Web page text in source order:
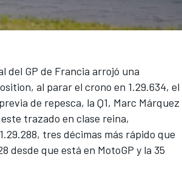
del GP de Francia arrojó una
al parar el crono en 1.29.634, el
de repesca, la Q1, Marc Márquez
trazado en clase reina,
tres décimas más rápido que
desde que está en MotoGP y la 35